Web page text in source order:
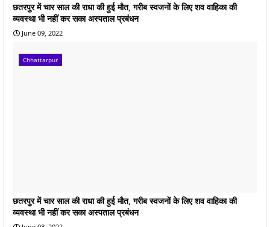
छतरपुर में चार साल की राधा की हुई माैत, गरीब स्वजनाें के लिए शव वाहिका की
व्यवस्था भी नहीं कर सका अस्पताल प्रबंधन
June 09, 2022
Chhattarpur
छतरपुर में चार साल की राधा की हुई माैत, गरीब स्वजनाें के लिए शव वाहिका की
व्यवस्था भी नहीं कर सका अस्पताल प्रबंधन